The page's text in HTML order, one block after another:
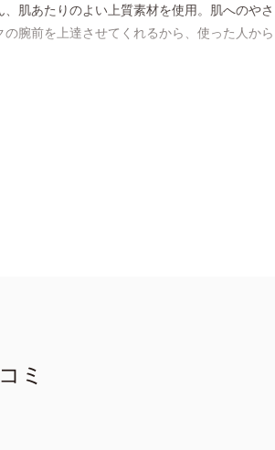
、肌あたりのよい上質素材を使用。肌へのや
の腕前を上達させてくれるから、使った人か
ミ